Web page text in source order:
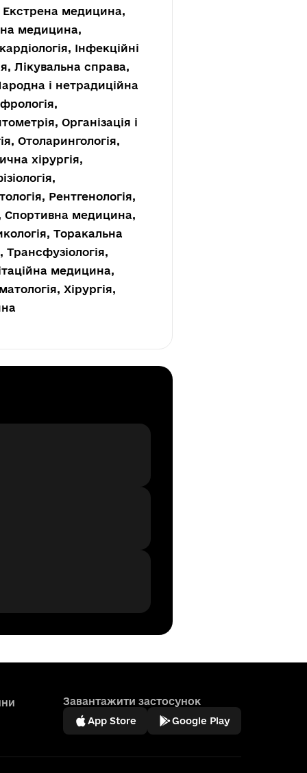
Екстрена медицина,
медицина,
Інфекційні
Лікувальна справа,
і нетрадиційна
Організація і
Отоларингологія,
хірургія,
Рентгенологія,
Спортивна медицина,
Торакальна
Трансфузіологія,
медицина,
Хірургія,
Завантажити застосунок
App Store Google Play